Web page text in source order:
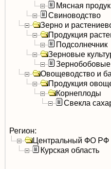
Мясная
Свиноводство
Зерно и
Продукция
Подсолнечник
Зерновые
Зернобобовые
Овощеводство и
Продукция
Корнеплоды
Свекла
Регион:
Центральный ФО РФ
Курская область